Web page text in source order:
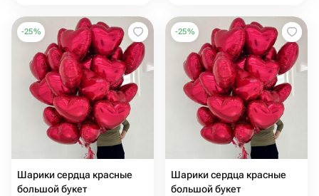
-25%
Шарики сердца красные
большой букет
-25%
Шарики сердца красные
большой букет